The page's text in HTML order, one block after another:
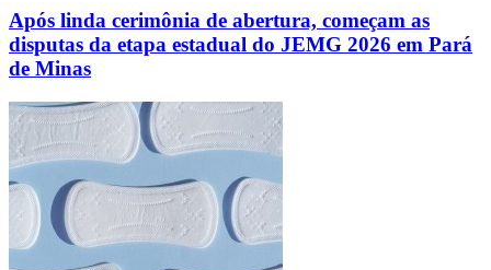
Após linda cerimônia de abertura, começam as
disputas da etapa estadual do JEMG 2026 em Pará
de Minas